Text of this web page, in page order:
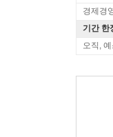
경제경
기간 한
오직,